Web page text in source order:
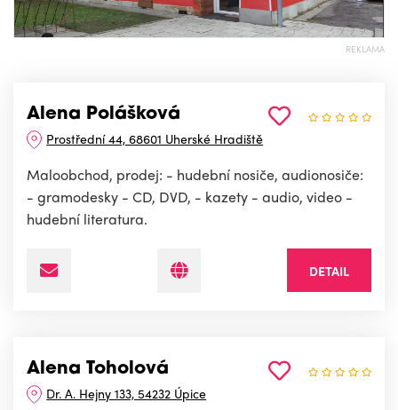
REKLAMA
Alena Polášková
Prostřední 44, 68601 Uherské Hradiště
Maloobchod, prodej: - hudební nosiče, audionosiče:
- gramodesky - CD, DVD, - kazety - audio, video -
hudební literatura.
DETAIL
Alena Toholová
Dr. A. Hejny 133, 54232 Úpice